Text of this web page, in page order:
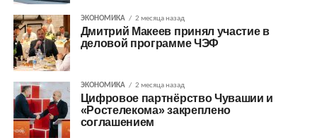
ЭКОНОМИКА 2 месяца назад
Дмитрий Макеев принял участие в
деловой программе ЧЭФ
ЭКОНОМИКА 2 месяца назад
Цифровое партнёрство Чувашии и
«Ростелекома» закреплено
соглашением